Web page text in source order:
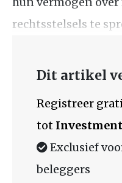
rechtsstelsels te
Dit artikel
Registreer
tot
Exclusief
beleggers